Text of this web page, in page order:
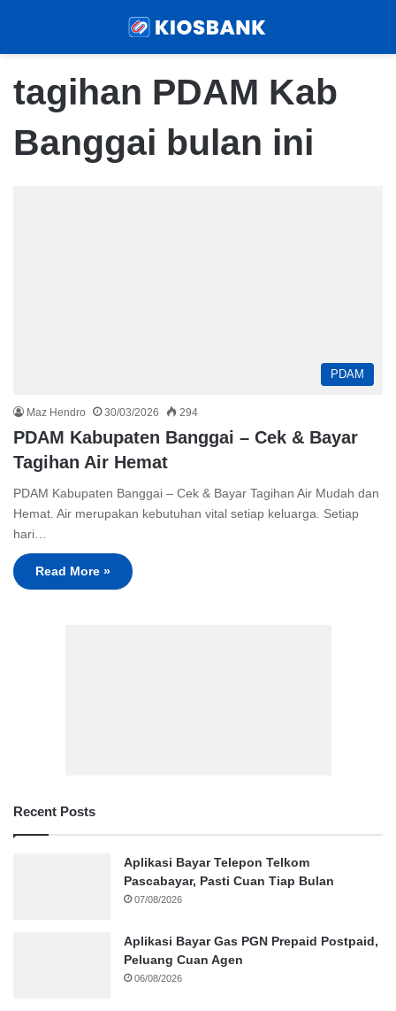
tagihan PDAM Kab
Banggai bulan ini
PDAM
Maz Hendro 30/03/2026 294
PDAM Kabupaten Banggai – Cek & Bayar
Tagihan Air Hemat
PDAM Kabupaten Banggai – Cek & Bayar Tagihan Air Mudah dan
Hemat. Air merupakan kebutuhan vital setiap keluarga. Setiap
hari…
Read More »
Recent Posts
Aplikasi Bayar Telepon Telkom
Pascabayar, Pasti Cuan Tiap Bulan
07/08/2026
Aplikasi Bayar Gas PGN Prepaid Postpaid,
Peluang Cuan Agen
06/08/2026